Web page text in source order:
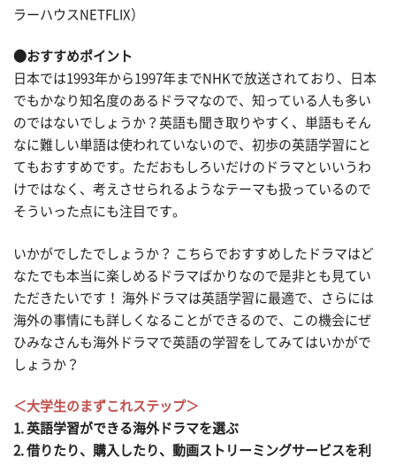
ラーハウスNETFLIX）
●おすすめポイント
日本では1993年から1997年までNHKで放送されており、日本
でもかなり知名度のあるドラマなので、知っている人も多い
のではないでしょうか？英語も聞き取りやすく、単語もそん
なに難しい単語は使われていないので、初歩の英語学習にと
てもおすすめです。ただおもしろいだけのドラマといいうわ
けではなく、考えさせられるようなテーマも扱っているので
そういった点にも注目です。
いかがでしたでしょうか？ こちらでおすすめしたドラマはど
なたでも本当に楽しめるドラマばかりなので是非とも見てい
ただきたいです！ 海外ドラマは英語学習に最適で、さらには
海外の事情にも詳しくなることができるので、この機会にぜ
ひみなさんも海外ドラマで英語の学習をしてみてはいかがで
しょうか？
＜大学生のまずこれステップ＞
1. 英語学習ができる海外ドラマを選ぶ
2. 借りたり、購入したり、動画ストリーミングサービスを利